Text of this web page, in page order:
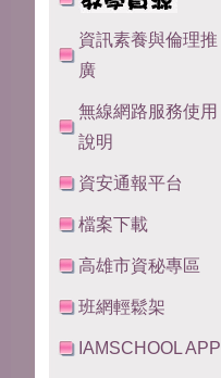
資訊素養與倫理推
廣
無線網路服務使用
說明
資安通報平台
檔案下載
高雄市資秘專區
班網輕鬆架
IAMSCHOOL APP